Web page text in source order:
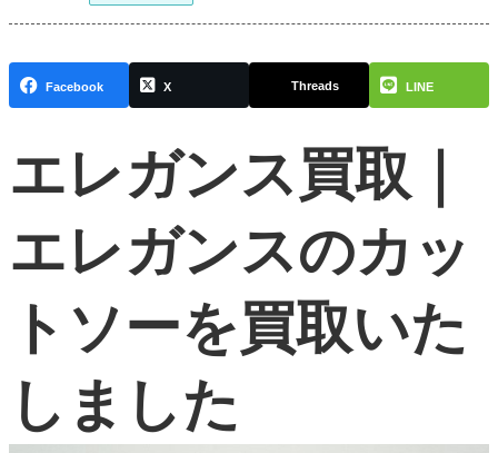
取扱アイテム
店舗一覧
よくある質問
お問い合わせ
0120-29-5302
受付時間9:00〜18:00（年中無休※年末年始は除く）
お申し込みフォーム
Facebook X Threads LINE
エレガンス買取｜
エレガンスのカッ
トソーを買取いた
しました